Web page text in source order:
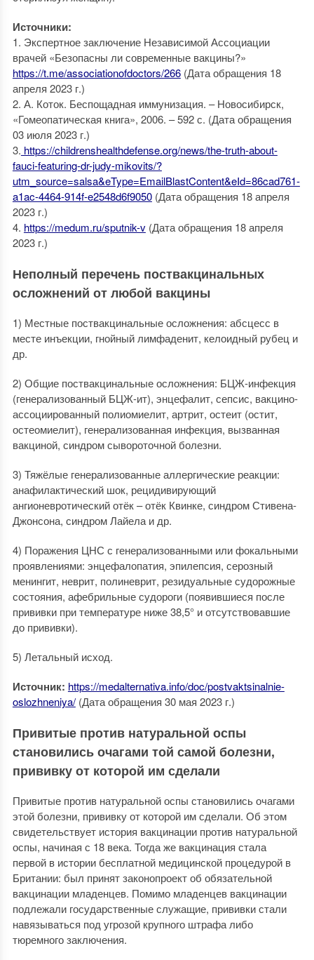
Источники:
1. Экспертное заключение Независимой Ассоциации
врачей «Безопасны ли современные вакцины?»
https://t.me/associationofdoctors/266(Дата обращения 18
апреля 2023 г.)
2. А. Коток. Беспощадная иммунизация. – Новосибирск,
«Гомеопатическая книга», 2006. – 592 с. (Дата обращения
03 июля 2023 г.)
3. https://childrenshealthdefense.org/news/the-truth-about-
fauci-featuring-dr-judy-mikovits/?
utm_source=salsa&eType=EmailBlastContent&eId=86cad761-
a1ac-4464-914f-e2548d6f9050(Дата обращения 18 апреля
2023 г.)
4. https://medum.ru/sputnik-v(Дата обращения 18 апреля
2023 г.)
Неполный перечень поствакцинальных
осложнений от любой вакцины
1) Местные поствакцинальные осложнения: абсцесс в
месте инъекции, гнойный лимфаденит, келоидный рубец и
др.
2) Общие поствакцинальные осложнения: БЦЖ-инфекция
(генерализованный БЦЖ-ит), энцефалит, сепсис, вакцино-
ассоциированный полиомиелит, артрит, остеит (остит,
остеомиелит), генерализованная инфекция, вызванная
вакциной, синдром сывороточной болезни.
3) Тяжёлые генерализованные аллергические реакции:
анафилактический шок, рецидивирующий
ангионевротический отёк – отёк Квинке, синдром Стивена-
Джонсона, синдром Лайела и др.
4) Поражения ЦНС с генерализованными или фокальными
проявлениями: энцефалопатия, эпилепсия, серозный
менингит, неврит, полиневрит, резидуальные судорожные
состояния, афебрильные судороги (появившиеся после
прививки при температуре ниже 38,5° и отсутствовавшие
до прививки).
5) Летальный исход.
Источник: https://medalternativa.info/doc/postvaktsinalnie-
oslozhneniya/(Дата обращения 30 мая 2023 г.)
Привитые против натуральной оспы
становились очагами той самой болезни,
прививку от которой им сделали
Привитые против натуральной оспы становились очагами
этой болезни, прививку от которой им сделали. Об этом
свидетельствует история вакцинации против натуральной
оспы, начиная с 18 века. Тогда же вакцинация стала
первой в истории бесплатной медицинской процедурой в
Британии: был принят законопроект об обязательной
вакцинации младенцев. Помимо младенцев вакцинации
подлежали государственные служащие, прививки стали
навязываться под угрозой крупного штрафа либо
тюремного заключения.